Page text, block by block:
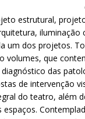
estrutural,
iluminação
um dos projetos.
volumes, que
das
de intervenção
do teatro, além
espaços.